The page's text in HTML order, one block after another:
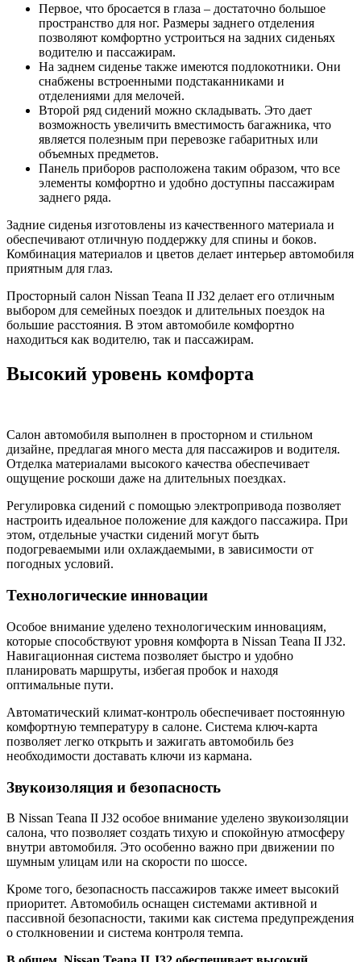
Первое, что бросается в глаза – достаточно большое
пространство для ног. Размеры заднего отделения
позволяют комфортно устроиться на задних сиденьях
водителю и пассажирам.
На заднем сиденье также имеются подлокотники. Они
снабжены встроенными подстаканниками и
отделениями для мелочей.
Второй ряд сидений можно складывать. Это дает
возможность увеличить вместимость багажника, что
является полезным при перевозке габаритных или
объемных предметов.
Панель приборов расположена таким образом, что все
элементы комфортно и удобно доступны пассажирам
заднего ряда.
Задние сиденья изготовлены из качественного материала и
обеспечивают отличную поддержку для спины и боков.
Комбинация материалов и цветов делает интерьер автомобиля
приятным для глаз.
Просторный салон Nissan Teana II J32 делает его отличным
выбором для семейных поездок и длительных поездок на
большие расстояния. В этом автомобиле комфортно
находиться как водителю, так и пассажирам.
Высокий уровень комфорта
Салон автомобиля выполнен в просторном и стильном
дизайне, предлагая много места для пассажиров и водителя.
Отделка материалами высокого качества обеспечивает
ощущение роскоши даже на длительных поездках.
Регулировка сидений с помощью электропривода позволяет
настроить идеальное положение для каждого пассажира. При
этом, отдельные участки сидений могут быть
подогреваемыми или охлаждаемыми, в зависимости от
погодных условий.
Технологические инновации
Особое внимание уделено технологическим инновациям,
которые способствуют уровня комфорта в Nissan Teana II J32.
Навигационная система позволяет быстро и удобно
планировать маршруты, избегая пробок и находя
оптимальные пути.
Автоматический климат-контроль обеспечивает постоянную
комфортную температуру в салоне. Система ключ-карта
позволяет легко открыть и зажигать автомобиль без
необходимости доставать ключи из кармана.
Звукоизоляция и безопасность
В Nissan Teana II J32 особое внимание уделено звукоизоляции
салона, что позволяет создать тихую и спокойную атмосферу
внутри автомобиля. Это особенно важно при движении по
шумным улицам или на скорости по шоссе.
Кроме того, безопасность пассажиров также имеет высокий
приоритет. Автомобиль оснащен системами активной и
пассивной безопасности, такими как система предупреждения
о столкновении и система контроля темпа.